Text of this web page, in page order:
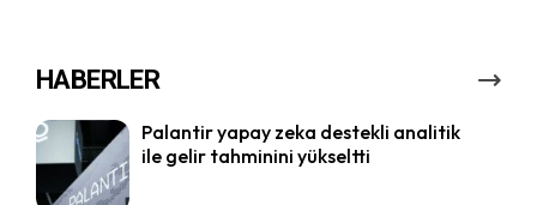
HABERLER
Palantir yapay zeka destekli analitik
ile gelir tahminini yükseltti